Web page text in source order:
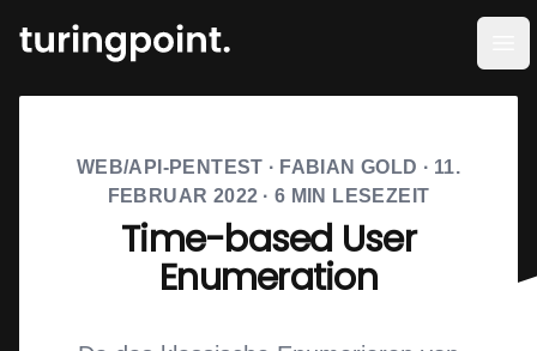
WEB/API-PENTEST · FABIAN GOLD · 11.
FEBRUAR 2022 · 6 MIN LESEZEIT
Time-based User
Enumeration